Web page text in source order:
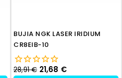
BUJIA NGK LASER IRIDIUM
CR8EIB-10
28,91 € 21,68 €